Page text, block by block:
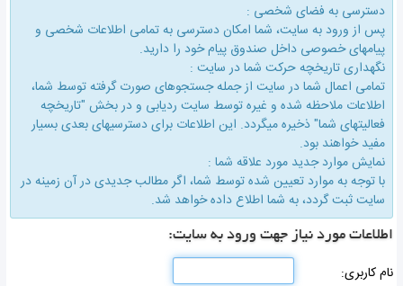
دسترسی به فضای شخصی :
پس از ورود به سایت، شما امكان دسترسی به تمامی اطلاعات شخصی و
پیامهای خصوصی داخل صندوق پیام خود را دارید.
نگهداری تاریخچه حركت شما در سایت :
تمامی اعمال شما در سایت از جمله جستجوهای صورت گرفته توسط شما،
اطلاعات ملاحظه شده و غیره توسط سایت ردیابی و در بخش "تاریخچه
فعالیتهای شما" ذخیره میگردد. این اطلاعات برای دسترسیهای بعدی بسیار
مفید خواهند بود.
نمایش موارد جدید مورد علاقه شما :
با توجه به موارد تعیین شده توسط شما، اگر مطالب جدیدی در آن زمینه در
سایت ثبت گردد، به شما اطلاع داده خواهد شد.
اطلاعات مورد نیاز جهت ورود به سایت:
نام كاربری: